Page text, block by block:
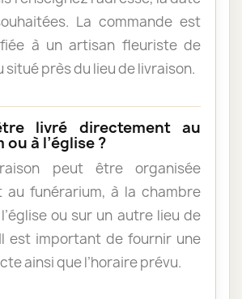
La commande est
à un artisan fleuriste de
situé près du lieu de livraison.
livré directement au
à l’église ?
peut être organisée
au funérarium, à la chambre
ou sur un autre lieu de
est important de fournir une
ainsi que l’horaire prévu.